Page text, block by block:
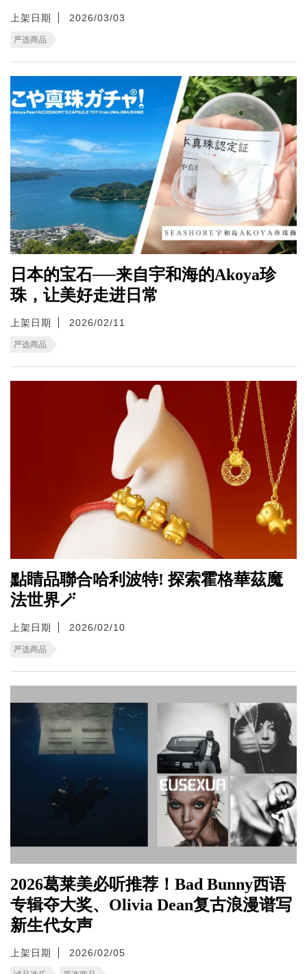
上架日期 2026/03/03
严选商品
日本的宝石──来自宇和海的Akoya珍
珠，让美好走进日常
上架日期 2026/02/11
严选商品
點睛品聯合哈利波特! 探索霍格華茲魔
法世界🪄
上架日期 2026/02/10
严选商品
2026葛莱美必听推荐！Bad Bunny西语
专辑夺大奖、Olivia Dean复古浪漫谱写
新生代女声
上架日期 2026/02/05